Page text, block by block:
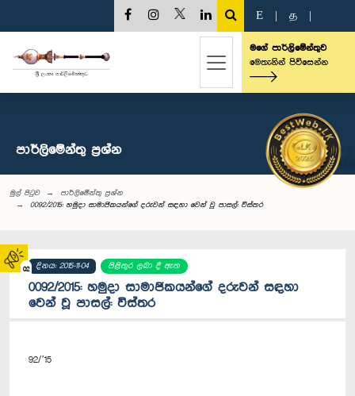
02
E த
මගේ පාර්ලිමේන්තුව
මෙතැනින් පිවිසෙන්න
පාර්ලි‌මේන්තු‌ ප්‍රශ්න
මුල් පිටුව
පාර්ලි‌මේන්තු‌ ප්‍රශ්න
0092/2015: හමුදා සාමාජිකයන්ගේ දරුවන් සඳහා වෙන් වූ පාසල්: විස්තර
දිනය: 2015-11-04 පිළිතුර ලබා දී ඇත
0092/2015: හමුදා සාමාජිකයන්ගේ දරුවන් සඳහා
වෙන් වූ පාසල්: විස්තර
92/’15